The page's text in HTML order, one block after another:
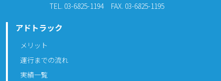
TEL. 03-6825-1194
FAX. 03-6825-1195
アドトラック
メリット
運行までの流れ
実績一覧